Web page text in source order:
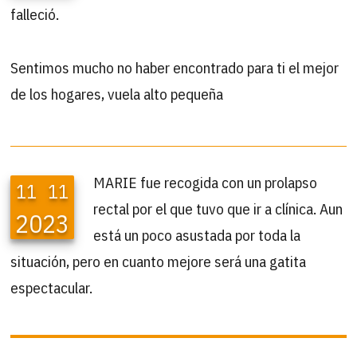
falleció.
Sentimos mucho no haber encontrado para ti el mejor
de los hogares, vuela alto pequeña
11 11
2023
MARIE fue recogida con un prolapso
rectal por el que tuvo que ir a clínica. Aun
está un poco asustada por toda la
situación, pero en cuanto mejore será una gatita
espectacular.